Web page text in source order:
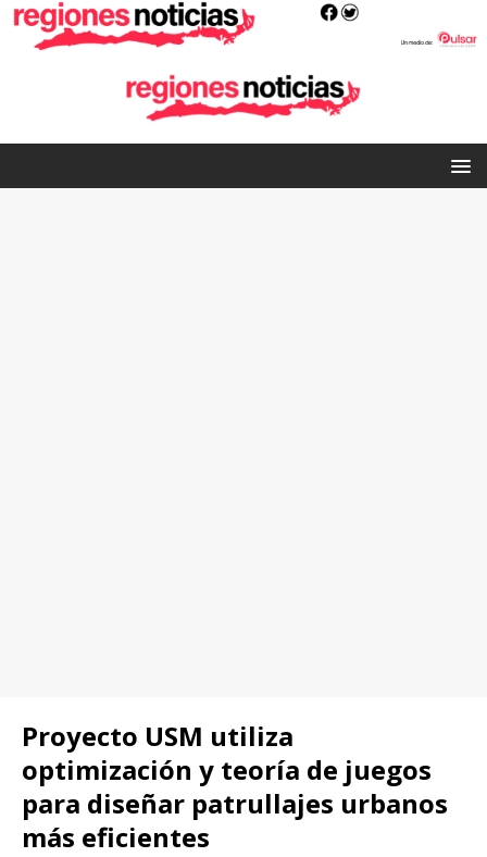
Proyecto USM utiliza
optimización y teoría de juegos
para diseñar patrullajes urbanos
más eficientes